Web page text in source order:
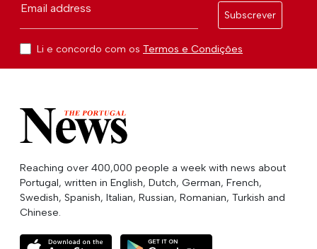
Email address
Subscrever
Li e concordo com os Termos e Condições
Reaching over 400,000 people a week with news about
Portugal, written in English, Dutch, German, French,
Swedish, Spanish, Italian, Russian, Romanian, Turkish and
Chinese.